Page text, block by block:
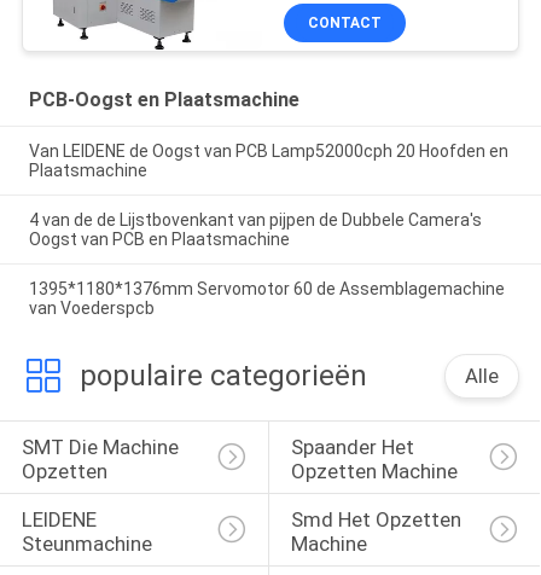
CONTACT
PCB-Oogst en Plaatsmachine
Van LEIDENE de Oogst van PCB Lamp52000cph 20 Hoofden en
Plaatsmachine
4 van de de Lijstbovenkant van pijpen de Dubbele Camera's
Oogst van PCB en Plaatsmachine
1395*1180*1376mm Servomotor 60 de Assemblagemachine
van Voederspcb
populaire categorieën Alle
SMT Die Machine
Opzetten
Spaander Het
Opzetten Machine
LEIDENE
Steunmachine
Smd Het Opzetten
Machine